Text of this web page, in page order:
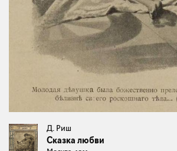
Д. Риш
Сказка любви